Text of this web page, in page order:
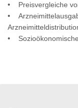
• Preisvergleiche
•
•